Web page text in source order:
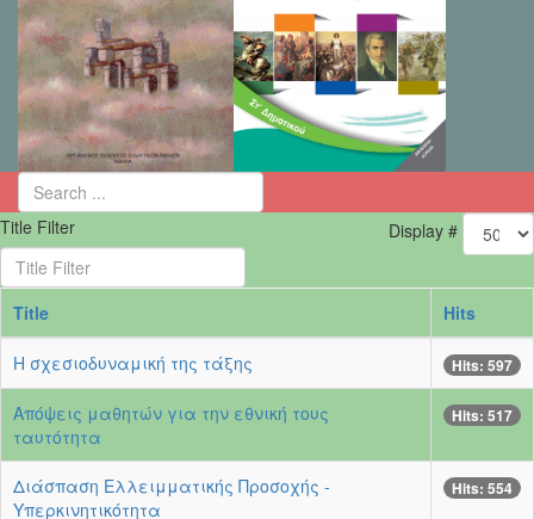
Title Filter Display #
Title Hits
Η σχεσιοδυναμική της τάξης Hits: 597
Απόψεις μαθητών για την εθνική τους
ταυτότητα
Hits: 517
Διάσπαση Ελλειμματικής Προσοχής -
Υπερκινητικότητα
Hits: 554